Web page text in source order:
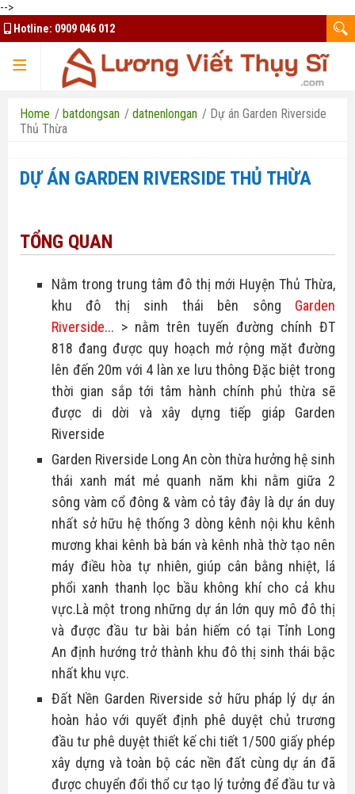
-->
Hotline: 0909 046 012
TRANG CHỦ
TQK Group
Kim Oanh Group
Đất nền Bảo Lộc
Đất nền Long An
Đất nền Tây Ninh
Căn hộ - nhà phố
Tổng hợp dự án
Mua bán ký gửi
Thiết kế website
Tuyển dụng tài xế Xanh SM
Bike
Hô trợ tài chính
Nhà ở xã hội Bình Dương
Chủ đầu tư uy tín
Thông tin quy hoạch
Biểu mẫu luật
Tin tức nhà đất
Thủ thuật
Liên hệ
Tuyển dụng
Ủng hộ
Home / batdongsan / datnenlongan / Dự án Garden Riverside
Thủ Thừa
DỰ ÁN GARDEN RIVERSIDE THỦ THỪA
TỔNG QUAN
Nằm trong trung tâm đô thị mới Huyện Thủ Thừa,
khu đô thị sinh thái bên sông Garden
Riverside... > nằm trên tuyến đường chính ĐT
818 đang được quy hoạch mở rộng mặt đường
lên đến 20m với 4 làn xe lưu thông Đặc biệt trong
thời gian sắp tới tâm hành chính phủ thừa sẽ
được di dời và xây dựng tiếp giáp Garden
Riverside
Garden Riverside Long An còn thừa hưởng hệ sinh
thái xanh mát mẻ quanh năm khi nằm giữa 2
sông vàm cổ đông & vàm cỏ tây đây là dự án duy
nhất sở hữu hệ thống 3 dòng kênh nội khu kênh
mương khai kênh bà bán và kênh nhà thờ tạo nên
máy điều hòa tự nhiên, giúp cân bằng nhiệt, lá
phổi xanh thanh lọc bầu không khí cho cả khu
vực.Là một trong những dự án lớn quy mô đô thị
và được đầu tư bài bản hiếm có tại Tỉnh Long
An định hướng trở thành khu đô thị sinh thái bậc
nhất khu vực.
Đất Nền Garden Riverside sở hữu pháp lý dự án
hoàn hảo với quyết định phê duyệt chủ trương
đầu tư phê duyệt thiết kế chi tiết 1/500 giấy phép
xây dựng và toàn bộ các nền đất cùng dự án đã
được chuyển đổi thổ cư tạo lý tưởng để đầu tư và